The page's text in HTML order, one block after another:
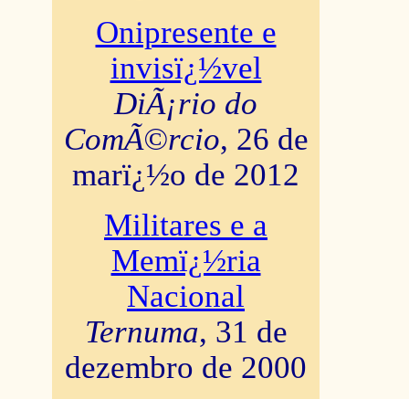
Onipresente e
invisï¿½vel
DiÃ¡rio do
ComÃ©rcio, 26 de
marï¿½o de 2012
Militares e a
Memï¿½ria
Nacional
Ternuma, 31 de
dezembro de 2000